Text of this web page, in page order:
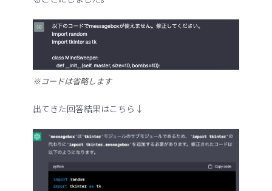
※コードは省略します
出てきた回答結果はこちら↓